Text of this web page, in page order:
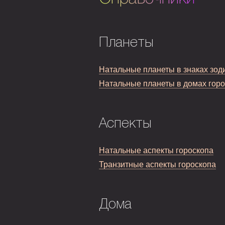
Планеты
Натальные планеты в знаках
Натальные планеты в домах
Аспекты
Натальные аспекты гороскопа
Транзитные аспекты гороскопа
Дома